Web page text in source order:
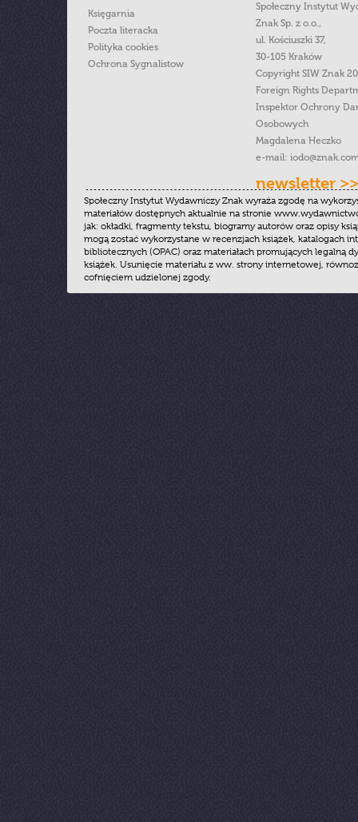
Księgarnia
Poczta literacka
Polityka cookies
Ochrona Sygnalistow
Społeczny Instytut
Znak Sp. z o.o.,
ul. Kościuszki 37,
30-105 Kraków
Copyright SIW Znak
Foreign Rights
Inspektor Ochrony
Osobowych
Magdalena Heczko
e-mail:
newsletter >>
Społeczny Instytut Wydawniczy Znak wyraża zgodę na
materiałów dostępnych aktualnie na stronie
jak: okładki, fragmenty tekstu, biogramy autorów oraz opisy
mogą zostać wykorzystane w recenzjach książek, katalogach
bibliotecznych (OPAC) oraz materiałach promujących legalną
książek. Usunięcie materiału z ww. strony internetowej,
cofnięciem udzielonej zgody.